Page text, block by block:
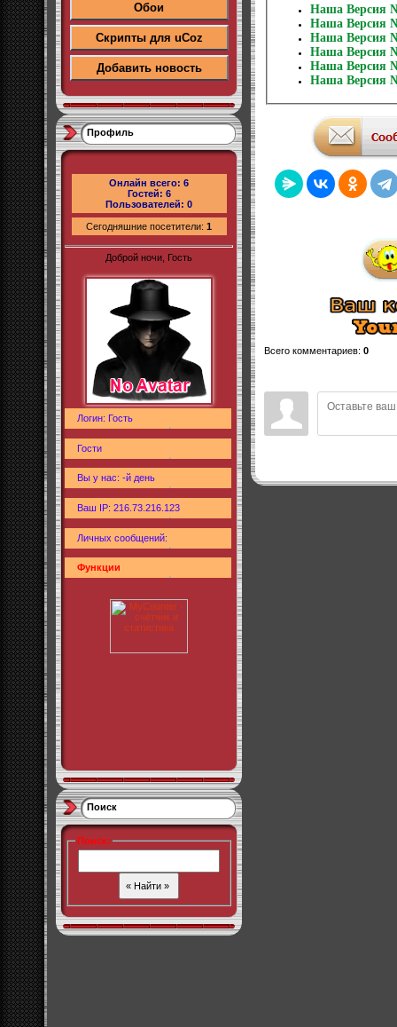
Обои
Скрипты для uCoz
Добавить новость
Профиль
Онлайн всего: 6
Гостей: 6
Пользователей: 0
Сегодняшние посетители: 1
Доброй ночи, Гость
Логин: Гость
Гости
Вы у нас: -й день
Ваш IP: 216.73.216.123
Личных сообщений:
Функции
Поиск
Поиск:
Наша Версия
Наша Версия
Наша Версия
Наша Версия
Наша Версия
Наша Версия
Всего комментариев: 0